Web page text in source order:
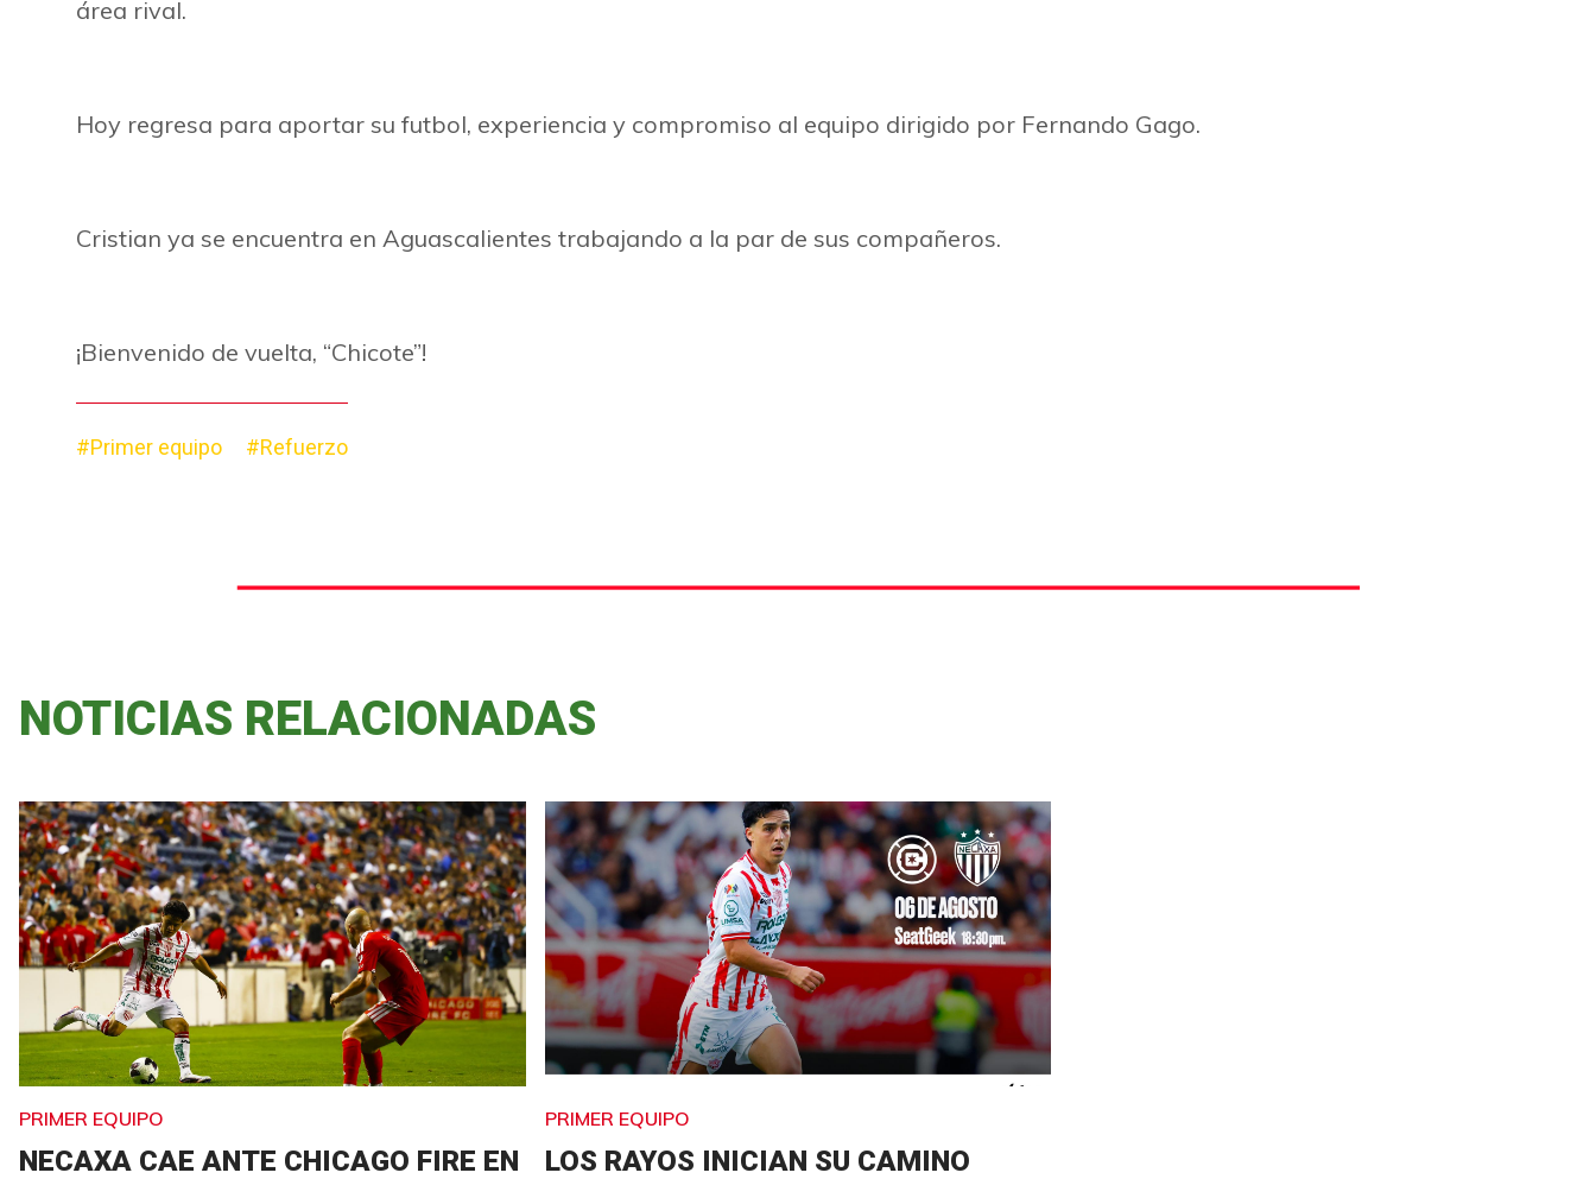
área rival.
Hoy regresa para aportar su futbol, experiencia y compromiso al equipo dirigido por Fernando Gago.
Cristian ya se encuentra en Aguascalientes trabajando a la par de sus compañeros.
¡Bienvenido de vuelta, “Chicote”!
#Primer equipo #Refuerzo
NOTICIAS RELACIONADAS
PRIMER EQUIPO
NECAXA CAE ANTE CHICAGO FIRE EN
PRIMER EQUIPO
LOS RAYOS INICIAN SU CAMINO